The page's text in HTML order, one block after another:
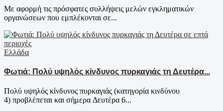
Με αφορμή τις πρόσφατες συλλήψεις μελών εγκληματικών
οργανώσεων που εμπλέκονται σε...
Ελλάδα
Φωτιά: Πολύ υψηλός κίνδυνος πυρκαγιάς τη Δευτέρα...
Πολύ υψηλός κίνδυνος πυρκαγιάς (κατηγορία κινδύνου
4) προβλέπεται και σήμερα Δευτέρα 6...